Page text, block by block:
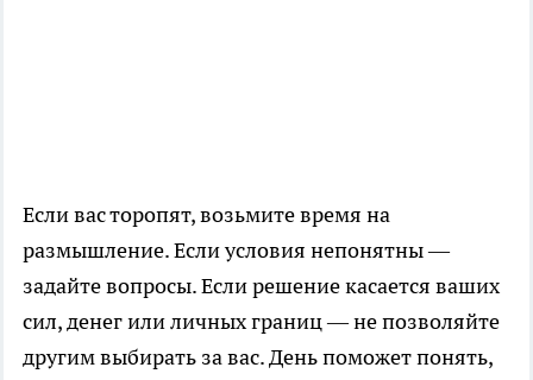
Если вас торопят, возьмите время на
размышление. Если условия непонятны —
задайте вопросы. Если решение касается ваших
сил, денег или личных границ — не позволяйте
другим выбирать за вас. День поможет понять,